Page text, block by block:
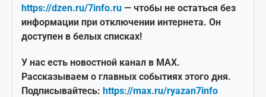
https://dzen.ru/7info.ru — чтобы не остаться без
информации при отключении интернета. Он
доступен в белых списках!
У нас есть новостной канал в MAX.
Рассказываем о главных событиях этого дня.
Подписывайтесь: https://max.ru/ryazan7info